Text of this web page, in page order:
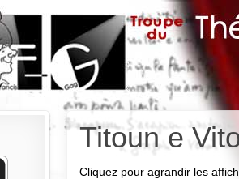
Titoun e
Cliquez pour agrandir les